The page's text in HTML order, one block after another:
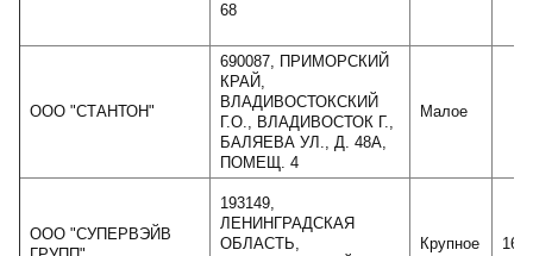
68
ООО "СТАНТОН"
690087, ПРИМОРСКИЙ
КРАЙ,
ВЛАДИВОСТОКСКИЙ
Г.О., ВЛАДИВОСТОК Г.,
БАЛЯЕВА УЛ., Д. 48А,
ПОМЕЩ. 4
Малое
ООО "СУПЕРВЭЙВ
193149,
ЛЕНИНГРАДСКАЯ
ОБЛАСТЬ,
Крупное